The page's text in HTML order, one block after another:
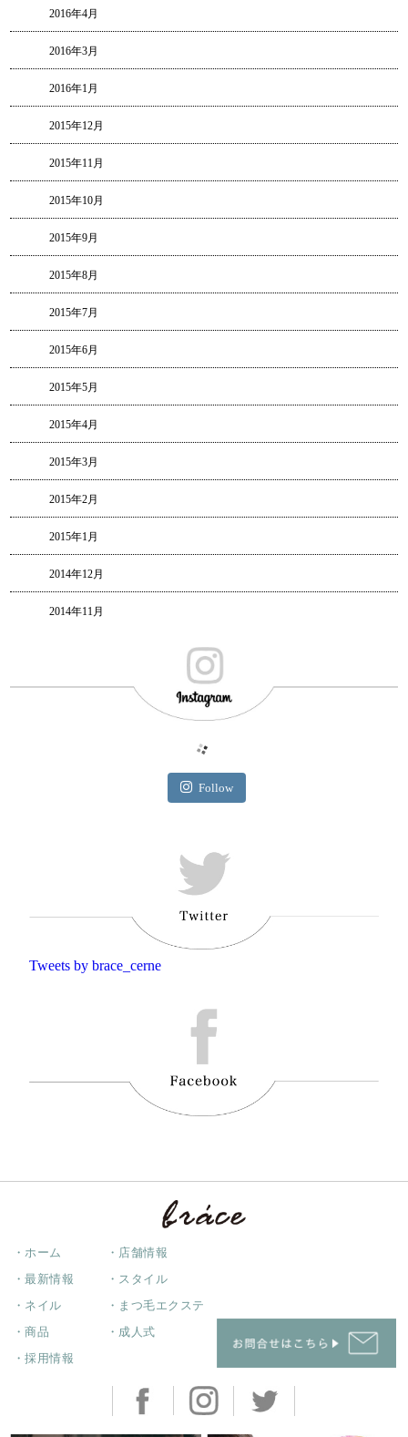
2016年4月
2016年3月
2016年1月
2015年12月
2015年11月
2015年10月
2015年9月
2015年8月
2015年7月
2015年6月
2015年5月
2015年4月
2015年3月
2015年2月
2015年1月
2014年12月
2014年11月
Follow
Tweets by brace_cerne
・ホーム ・店舗情報
・最新情報 ・スタイル
・ネイル ・まつ毛エクステ
・商品 ・成人式
・採用情報